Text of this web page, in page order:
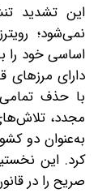
این تشدید
نمی‌شود؛
اساسی خود را
دارای
با حذف
مجدد،
به‌عنوان دو
کرد. این‌
صریح را در